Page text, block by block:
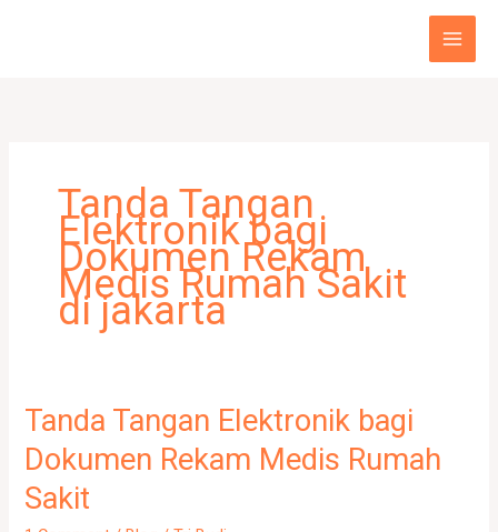
Tanda Tangan
Elektronik bagi
Dokumen Rekam
Medis Rumah Sakit
di jakarta
Tanda Tangan Elektronik bagi
Dokumen Rekam Medis Rumah
Sakit
Tanda
Elektronik
bagi